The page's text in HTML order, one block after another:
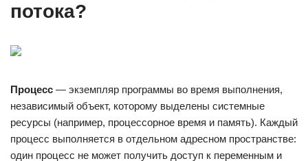
потока?
Процесс — экземпляр программы во время выполнения,
независимый объект, которому выделены системные
ресурсы (например, процессорное время и память). Каждый
процесс выполняется в отдельном адресном пространстве:
один процесс не может получить доступ к переменным и